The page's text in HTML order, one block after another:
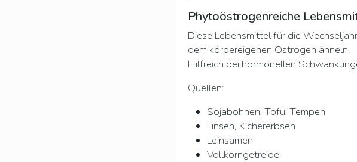
Phytoöstrogenreiche
Diese Lebensmittel für die
dem körpereigenen Östrogen ähneln.
Hilfreich bei hormonellen
Quellen:
Sojabohnen, Tofu, Tempeh
Linsen, Kichererbsen
Leinsamen
Vollkorngetreide